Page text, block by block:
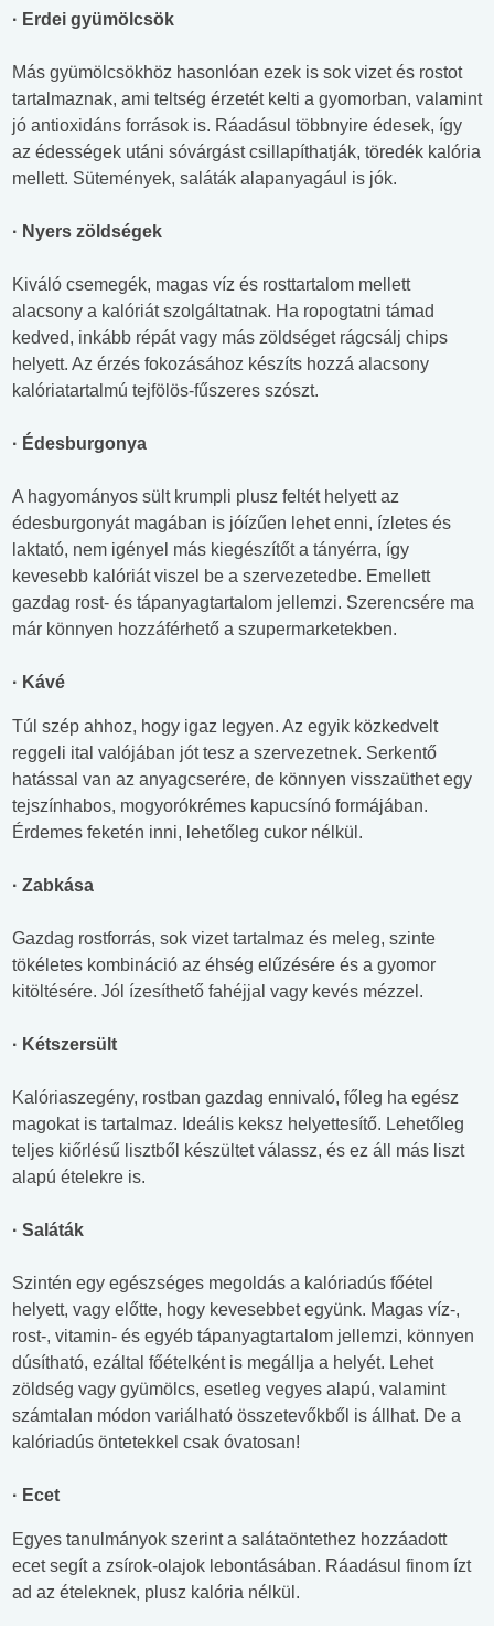
· Erdei gyümölcsök
Más gyümölcsökhöz hasonlóan ezek is sok vizet és rostot
tartalmaznak, ami teltség érzetét kelti a gyomorban, valamint
jó antioxidáns források is. Ráadásul többnyire édesek, így
az édességek utáni sóvárgást csillapíthatják, töredék kalória
mellett. Sütemények, saláták alapanyagául is jók.
· Nyers zöldségek
Kiváló csemegék, magas víz és rosttartalom mellett
alacsony a kalóriát szolgáltatnak. Ha ropogtatni támad
kedved, inkább répát vagy más zöldséget rágcsálj chips
helyett. Az érzés fokozásához készíts hozzá alacsony
kalóriatartalmú tejfölös-fűszeres szószt.
· Édesburgonya
A hagyományos sült krumpli plusz feltét helyett az
édesburgonyát magában is jóízűen lehet enni, ízletes és
laktató, nem igényel más kiegészítőt a tányérra, így
kevesebb kalóriát viszel be a szervezetedbe. Emellett
gazdag rost- és tápanyagtartalom jellemzi. Szerencsére ma
már könnyen hozzáférhető a szupermarketekben.
· Kávé
Túl szép ahhoz, hogy igaz legyen. Az egyik közkedvelt
reggeli ital valójában jót tesz a szervezetnek. Serkentő
hatással van az anyagcserére, de könnyen visszaüthet egy
tejszínhabos, mogyorókrémes kapucsínó formájában.
Érdemes feketén inni, lehetőleg cukor nélkül.
· Zabkása
Gazdag rostforrás, sok vizet tartalmaz és meleg, szinte
tökéletes kombináció az éhség elűzésére és a gyomor
kitöltésére. Jól ízesíthető fahéjjal vagy kevés mézzel.
· Kétszersült
Kalóriaszegény, rostban gazdag ennivaló, főleg ha egész
magokat is tartalmaz. Ideális keksz helyettesítő. Lehetőleg
teljes kiőrlésű lisztből készültet válassz, és ez áll más liszt
alapú ételekre is.
· Saláták
Szintén egy egészséges megoldás a kalóriadús főétel
helyett, vagy előtte, hogy kevesebbet együnk. Magas víz-,
rost-, vitamin- és egyéb tápanyagtartalom jellemzi, könnyen
dúsítható, ezáltal főételként is megállja a helyét. Lehet
zöldség vagy gyümölcs, esetleg vegyes alapú, valamint
számtalan módon variálható összetevőkből is állhat. De a
kalóriadús öntetekkel csak óvatosan!
· Ecet
Egyes tanulmányok szerint a salátaöntethez hozzáadott
ecet segít a zsírok-olajok lebontásában. Ráadásul finom ízt
ad az ételeknek, plusz kalória nélkül.